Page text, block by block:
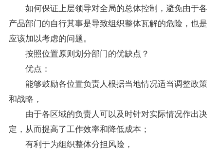
如何保证上层领导对全局的总体控制，避免由于各
产品部门的自行其事是导致组织整体瓦解的危险，也是
应该加以考虑的问题。
按照位置原则划分部门的优缺点？
优点：
能够鼓励各位置负责人根据当地情况适当调整政策
和战略，
由于各区域的负责人可以及时针对实际情况作出决
定，从而提高了工作效率和降低成本；
有利于为组织整体分担风险，